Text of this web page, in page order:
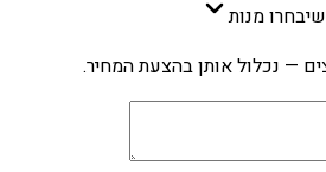
בחרו מנות
— נכלול אותן בהצעת המחיר.